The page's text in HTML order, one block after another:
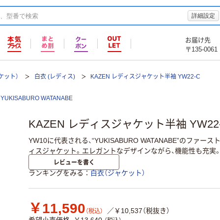
詳細設定
お届け先
〒135-0061
ット） 白衣 (レディス) KAZEN レディスジャケット半袖 YW22-C
YUKISABURO WATANABE
KAZEN レディスジャケット半袖 YW22-
YW10に代表される、“YUKISABURO WATANABE”のファー
ィスジャケット。エレガントなデザインながら、機能性も充実
レビューを書く
ランキングをみる 白衣（ジャケット）
￥11,590 （税込）
／￥10,537（税抜き）